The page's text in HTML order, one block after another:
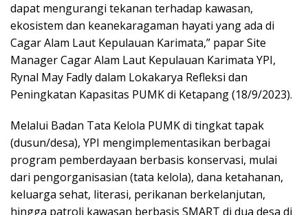
dapat mengurangi tekanan terhadap kawasan,
ekosistem dan keanekaragaman hayati yang ada di
Cagar Alam Laut Kepulauan Karimata,” papar Site
Manager Cagar Alam Laut Kepulauan Karimata YPI,
Rynal May Fadly dalam Lokakarya Refleksi dan
Peningkatan Kapasitas PUMK di Ketapang (18/9/2023).
Melalui Badan Tata Kelola PUMK di tingkat tapak
(dusun/desa), YPI mengimplementasikan berbagai
program pemberdayaan berbasis konservasi, mulai
dari pengorganisasian (tata kelola), dana ketahanan,
keluarga sehat, literasi, perikanan berkelanjutan,
hingga patroli kawasan berbasis SMART di dua desa di